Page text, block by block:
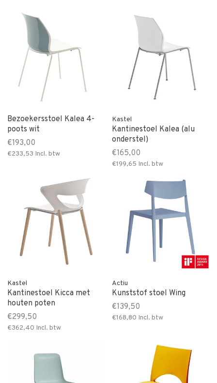
Bezoekersstoel Kalea 4-
poots wit
€193,00
€233,53 Incl. btw
Kastel
Kantinestoel Kalea (alu
onderstel)
€165,00
€199,65 Incl. btw
Kastel
Kantinestoel Kicca met
houten poten
€299,50
€362,40 Incl. btw
Actiu
Kunststof stoel Wing
€139,50
€168,80 Incl. btw